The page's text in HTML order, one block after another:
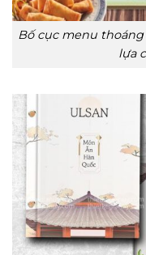
Bố cục menu
lựa